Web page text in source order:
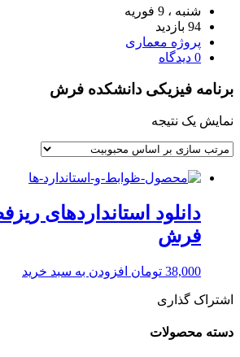
شنبه ، 9 فوریه
94 بازدید
پروژه معماری
0 دیدگاه
برنامه فیزیکی دانشکده فرش
نمایش یک نتیجه
دانلود استانداردهای
فرش
38,000 تومان افزودن به سبد خرید
اشتراک گذاری
دسته محصولات